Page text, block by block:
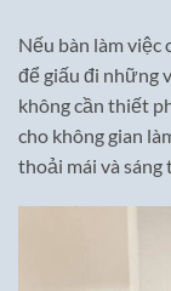
Nếu bàn làm việc
để giấu đi những
không cần thiết
cho không gian
thoải mái và